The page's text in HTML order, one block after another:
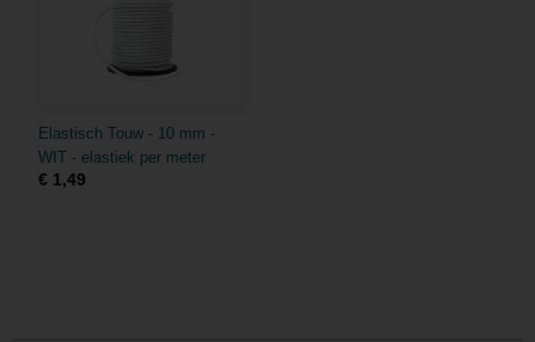
Elastisch Touw - 10 mm -
WIT - elastiek per meter
€ 1,49